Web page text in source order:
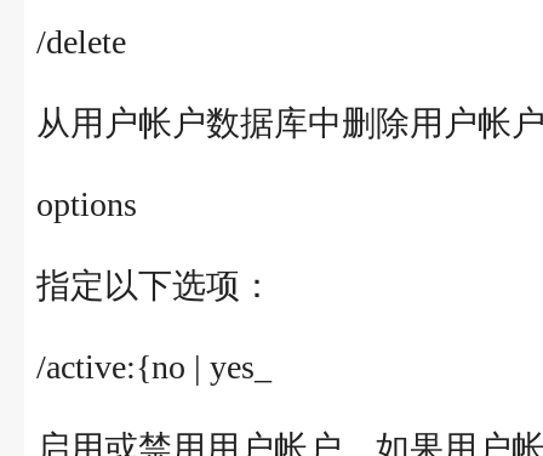
/delete
从用户帐户数据库中删除用户帐
options
指定以下选项：
/active:{no | yes_
启用或禁用用户帐户。如果用户